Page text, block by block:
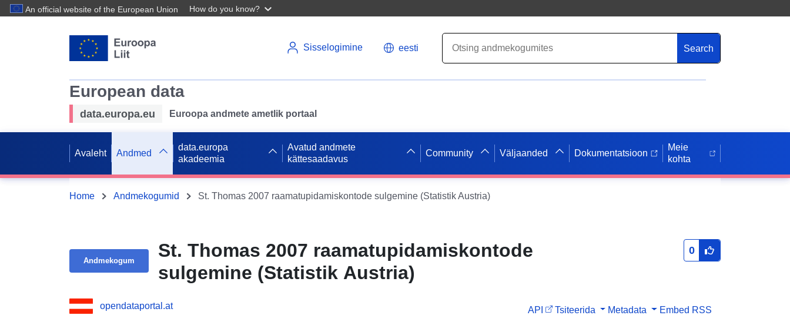
An official website of the European Union How do you know?
Sisselogimine eesti Search
European data
data.europa.eu Euroopa andmete ametlik portaal
Avaleht Andmed
data.europa
akadeemia
Avatud andmete
kättesaadavus
Community Väljaanded Dokumentatsioon
Meie
kohta
Home Andmekogumid St. Thomas 2007 raamatupidamiskontode sulgemine (Statistik Austria)
Andmekogum
St. Thomas 2007 raamatupidamiskontode
sulgemine (Statistik Austria)
0
opendataportal.at API Tsiteerida Metadata Embed RSS